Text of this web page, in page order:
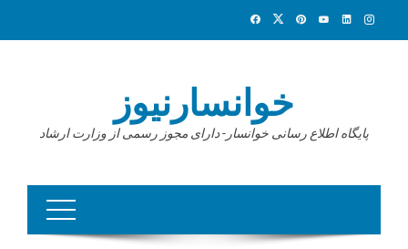
خوانسارنیوز
پایگاه اطلاع رسانی خوانسار- دارای مجوز رسمی از وزارت ارشاد